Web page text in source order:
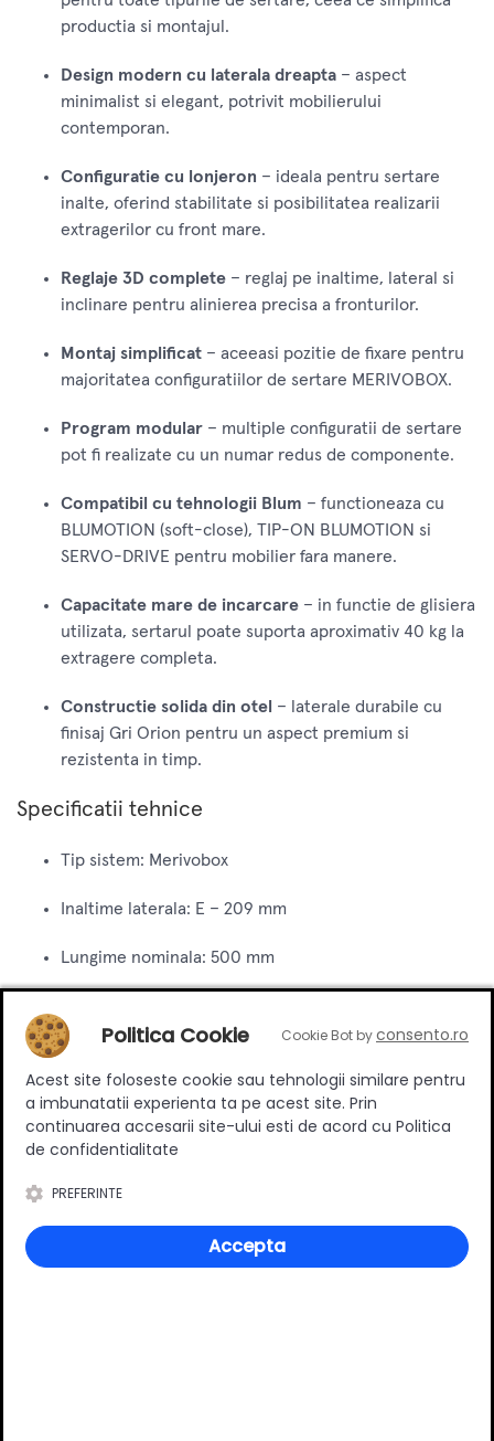
productia si montajul.
Design modern cu laterala dreapta – aspect
minimalist si elegant, potrivit mobilierului
contemporan.
Configuratie cu lonjeron – ideala pentru sertare
inalte, oferind stabilitate si posibilitatea realizarii
extragerilor cu front mare.
Reglaje 3D complete – reglaj pe inaltime, lateral si
inclinare pentru alinierea precisa a fronturilor.
Montaj simplificat – aceeasi pozitie de fixare pentru
majoritatea configuratiilor de sertare MERIVOBOX.
Program modular – multiple configuratii de sertare
pot fi realizate cu un numar redus de componente.
Compatibil cu tehnologii Blum – functioneaza cu
BLUMOTION (soft-close), TIP-ON BLUMOTION si
SERVO-DRIVE pentru mobilier fara manere.
Capacitate mare de incarcare – in functie de glisiera
utilizata, sertarul poate suporta aproximativ 40 kg la
extragere completa.
Constructie solida din otel – laterale durabile cu
finisaj Gri Orion pentru un aspect premium si
rezistenta in timp.
Specificatii tehnice
Tip sistem: Merivobox
Inaltime laterala: E – 209 mm
Lungime nominala: 500 mm
Culoare: Gri Orion
Material: otel
Tip cuplaj: inserta / diblu
Tip reglaj front: reglaj 3D
Compatibilitate: BLUMOTION, TIP-ON BLUMOTION,
Politica Cookie Cookie Bot byconsento.ro
Acest site foloseste cookie sau tehnologii similare pentru
a imbunatatii experienta ta pe acest site. Prin
continuarea accesarii site-ului esti de acord cu Politica
de confidentialitate
PREFERINTE
Accepta